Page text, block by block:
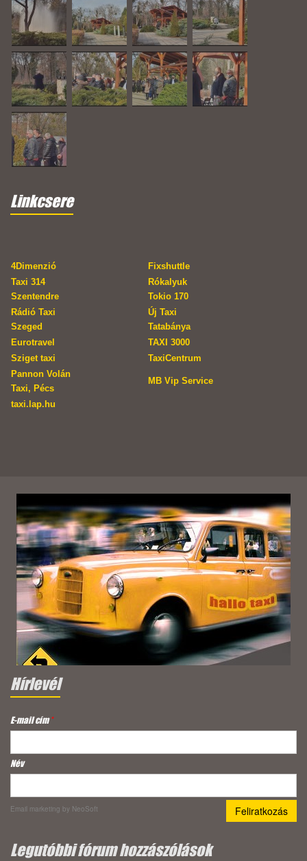
Linkcsere
4Dimenzió
Fixshuttle
Taxi 314
Szentendre
Rókalyuk
Tokio 170
Rádió Taxi
Szeged
Új Taxi
Tatabánya
Eurotravel
TAXI 3000
Sziget taxi
TaxiCentrum
Pannon Volán
Taxi, Pécs
MB Vip Service
taxi.lap.hu
Hírlevél
E-mail cím*
Név
Email marketing by NeoSoft
Legutóbbi fórum hozzászólások